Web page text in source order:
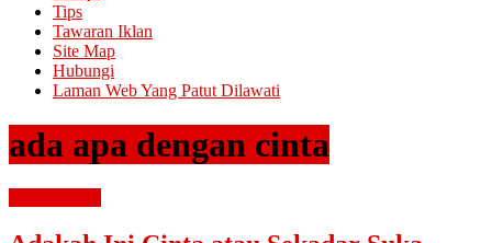
Tips
Tawaran Iklan
Site Map
Hubungi
Laman Web Yang Patut Dilawati
ada apa dengan cinta